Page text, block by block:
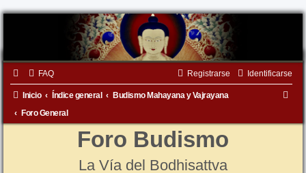
FAQ Identificarse
Registrarse
Inicio Índice general
Budismo Mahayana y Vajrayana
Foro General
Foro Budismo
La Vía del Bodhisattva